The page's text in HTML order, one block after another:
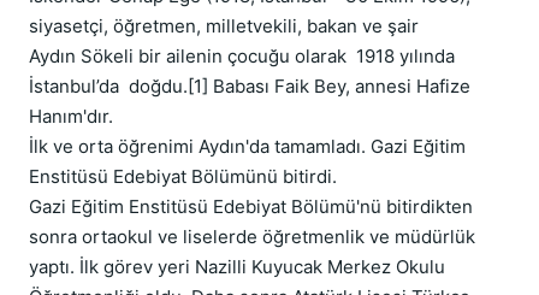
siyasetçi, öğretmen, milletvekili, bakan ve şair
Aydın Sökeli bir ailenin çocuğu olarak  1918 yılında
İstanbul’da  doğdu.[1] Babası Faik Bey, annesi Hafize
Hanım'dır.
İlk ve orta öğrenimi Aydın'da tamamladı. Gazi Eğitim
Enstitüsü Edebiyat Bölümünü bitirdi.
Gazi Eğitim Enstitüsü Edebiyat Bölümü'nü bitirdikten
sonra ortaokul ve liselerde öğretmenlik ve müdürlük
yaptı. İlk görev yeri Nazilli Kuyucak Merkez Okulu